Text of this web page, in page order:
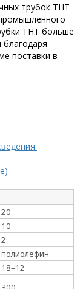
трубок ТНТ
ТНТ больше
поставки в
20
10
2
полиолефин
18–12